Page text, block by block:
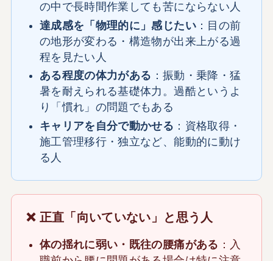
の中で長時間作業しても苦にならない人
達成感を「物理的に」感じたい：目の前
の地形が変わる・構造物が出来上がる過
程を見たい人
ある程度の体力がある ：振動・乗降・猛
暑を耐えられる基礎体力。過酷というよ
り「慣れ」の問題でもある
キャリアを自分で動かせる ：資格取得・
施工管理移行・独立など、能動的に動け
る人
❌ 正直「向いていない」と思う人
体の揺れに弱い・既往の腰痛がある ：入